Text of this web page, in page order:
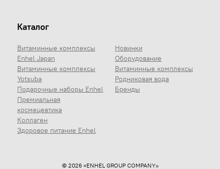
Каталог
Витаминные комплексы
Enhel Japan
Витаминные комплексы
Yotsuba
Подарочные наборы Enhel
Премиальная
космецевтика
Коллаген
Здоровое питание Enhel
Новинки
Оборудование
Витаминные комплексы
Родниковая вода
Бренды
© 2026 «ENHEL GROUP COMPANY»